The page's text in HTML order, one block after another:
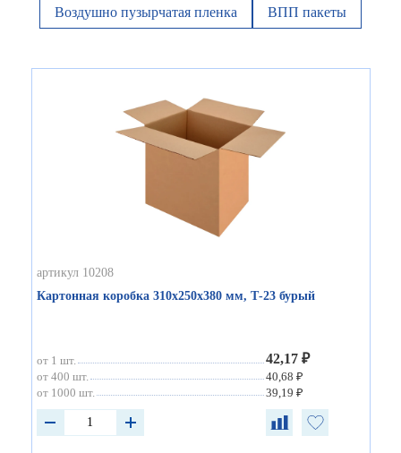
Воздушно пузырчатая пленка ВПП пакеты
артикул 10208
Картонная коробка 310х250х380 мм, Т-23 бурый
от 1 шт. 42,17 ₽
от 400 шт.
40,68 ₽
от 1000 шт.
39,19 ₽